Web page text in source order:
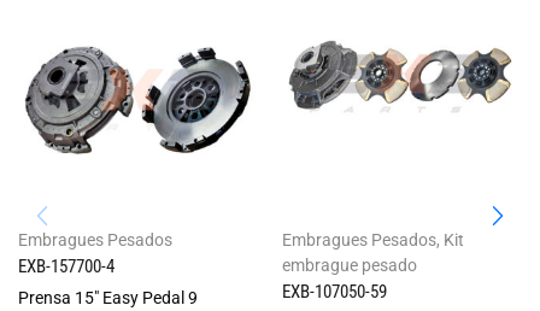
Embragues Pesados
EXB-157700-4
Prensa 15" Easy Pedal 9
Embragues Pesados, Kit
embrague pesado
EXB-107050-59